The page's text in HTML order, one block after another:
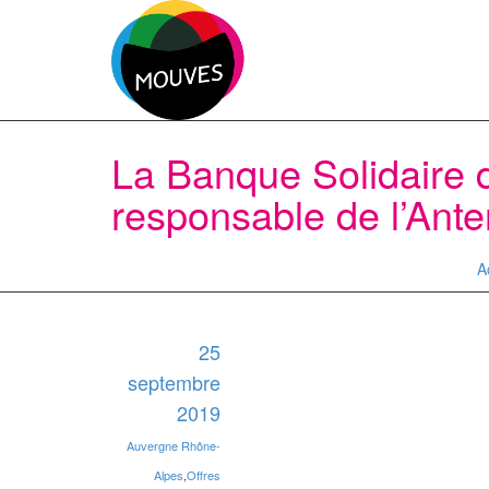
La Banque Solidaire
responsable de
25
septembre
2019
Auvergne Rhône-
Alpes,Offres